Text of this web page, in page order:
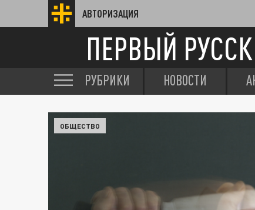
АВТОРИЗАЦИЯ
ПЕРВЫЙ
РУБРИКИ НОВОСТИ
ОБЩЕСТВО